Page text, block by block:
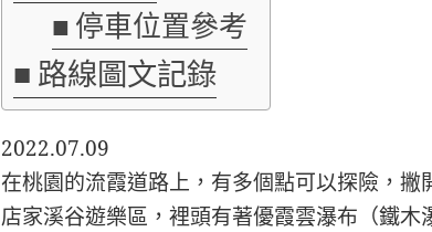
停車位置參考
路線圖文記錄
2022.07.09
在桃園的流霞道路上，有多個點可以探險，撇
店家溪谷遊樂區，裡頭有著優霞雲瀑布（鐵